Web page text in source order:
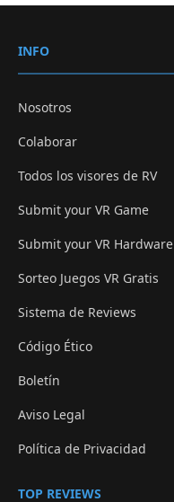
INFO
Nosotros
Colaborar
Todos los visores de RV
Submit your VR Game
Submit your VR Hardware
Sorteo Juegos VR Gratis
Sistema de Reviews
Código Ético
Boletín
Aviso Legal
Política de Privacidad
TOP REVIEWS